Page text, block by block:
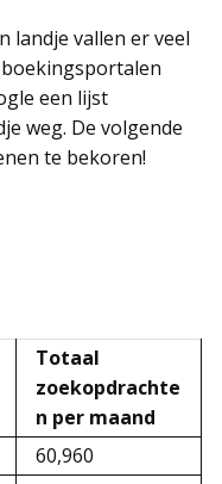
landje vallen er veel
boekingsportalen
een lijst
weg. De volgende
te bekoren!
Totaal
zoekopdrachte
n per maand
60,960